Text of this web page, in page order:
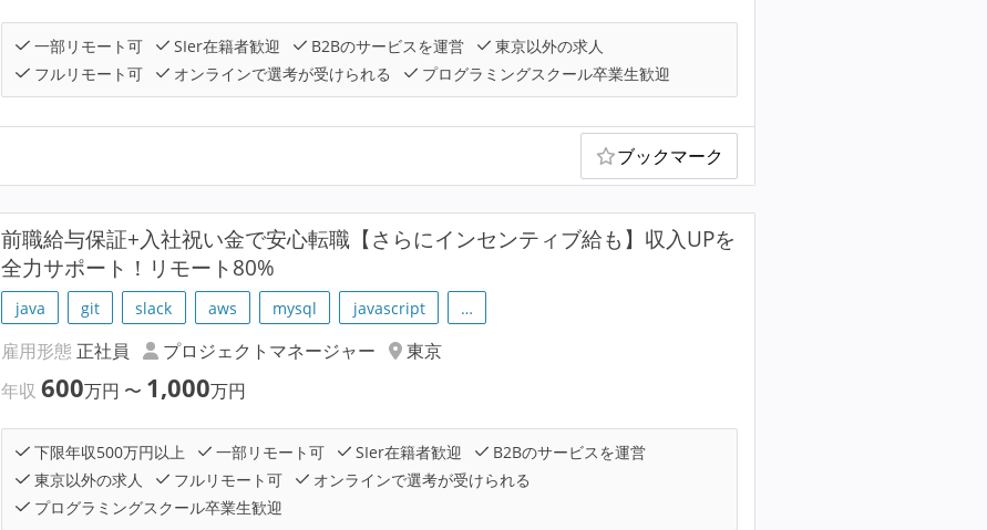
一部リモート可 SIer在籍者歓迎 B2Bのサービスを運営
東京以外の求人
フルリモート可
オンラインで選考が受けられる プログラミングスクール卒業生歓迎
ブックマーク
前職給与保証+入社祝い金で安心転職【さらにインセンティブ給も】収入UPを
全力サポート！リモート80%
java git slack aws mysql javascript …
雇用形態 正社員 プロジェクトマネージャー
東京
年収600万円 〜 1,000万円
下限年収500万円以上 一部リモート可 SIer在籍者歓迎
B2Bのサービスを運営
東京以外の求人
フルリモート可
オンラインで選考が受けられる
プログラミングスクール卒業生歓迎